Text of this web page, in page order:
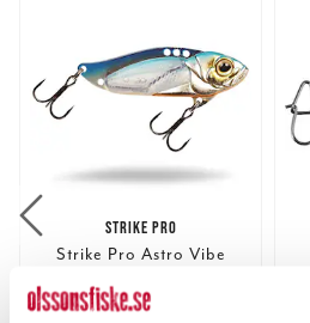
STRIKE PRO
Strike Pro Astro Vibe
Nuvarande pris
95,00 kr